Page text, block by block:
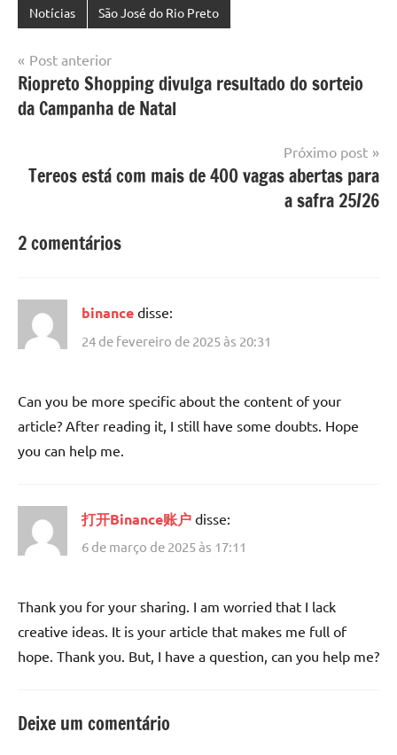
Notícias São José do Rio Preto
Navegação
de
Post
Post anterior
Riopreto Shopping divulga resultado do sorteio
da Campanha de Natal
Próximo post
Tereos está com mais de 400 vagas abertas para
a safra 25/26
2 comentários
binance disse:
24 de fevereiro de 2025 às 20:31
Can you be more specific about the content of your
article? After reading it, I still have some doubts. Hope
you can help me.
打开Binance账户 disse:
6 de março de 2025 às 17:11
Thank you for your sharing. I am worried that I lack
creative ideas. It is your article that makes me full of
hope. Thank you. But, I have a question, can you help me?
Deixe um comentário